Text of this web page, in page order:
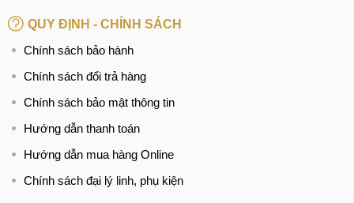
QUY ĐỊNH - CHÍNH SÁCH
Chính sách bảo hành
Chính sách đổi trả hàng
Chính sách bảo mật thông tin
Hướng dẫn thanh toán
Hướng dẫn mua hàng Online
Chính sách đại lý linh, phụ kiện